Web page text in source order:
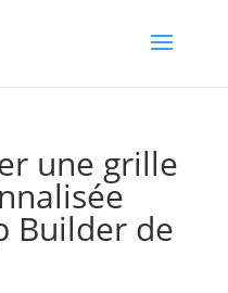
une grille
Builder de